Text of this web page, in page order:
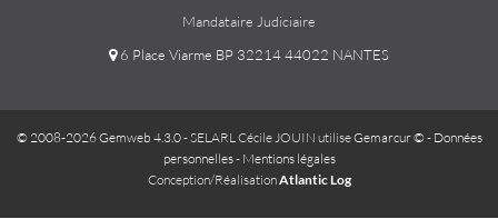
Mandataire Judiciaire
6 Place Viarme BP 32214 44022 NANTES
© 2008-2026 Gemweb 4.3.0- SELARL Cécile JOUIN utiliseGemarcur © - Données
personnelles- Mentions légales
Conception/RéalisationAtlantic Log